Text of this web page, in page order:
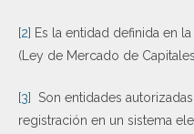
[2] Es la entidad definida en
(Ley de Mercado de
[3]
Son entidades
registración en un sistema